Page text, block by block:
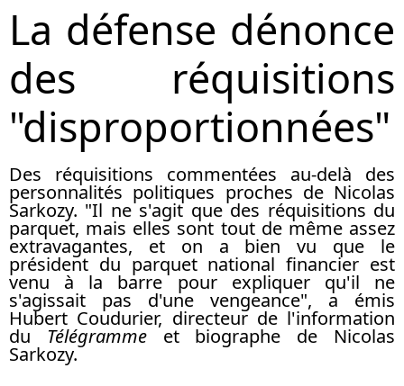
La défense dénonce
des réquisitions
"disproportionnées"
Des réquisitions commentées au-delà des
personnalités politiques proches de Nicolas
Sarkozy. "Il ne s'agit que des réquisitions du
parquet, mais elles sont tout de même assez
extravagantes, et on a bien vu que le
président du parquet national financier est
venu à la barre pour expliquer qu'il ne
s'agissait pas d'une vengeance", a émis
Hubert Coudurier, directeur de l'information
du Télégrammeet biographe de Nicolas
Sarkozy.